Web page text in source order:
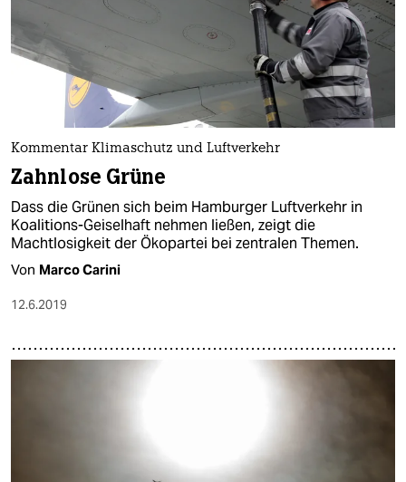
Kommentar Klimaschutz und Luftverkehr
Zahnlose Grüne
Dass die Grünen sich beim Hamburger Luftverkehr in
Koalitions-Geiselhaft nehmen ließen, zeigt die
Machtlosigkeit der Ökopartei bei zentralen Themen.
Von Marco Carini
12.6.2019